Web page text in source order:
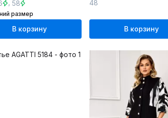
58
размер
В корзину
48
В корзину